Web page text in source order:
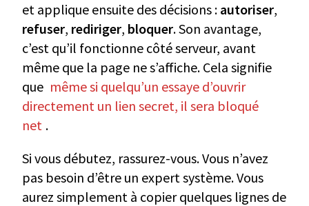
et applique ensuite des décisions : autoriser,
refuser, rediriger, bloquer. Son avantage,
c’est qu’il fonctionne côté serveur, avant
même que la page ne s’affiche. Cela signifie
que même si quelqu’un essaye d’ouvrir
directement un lien secret, il sera bloqué
net .
Si vous débutez, rassurez-vous. Vous n’avez
pas besoin d’être un expert système. Vous
aurez simplement à copier quelques lignes de